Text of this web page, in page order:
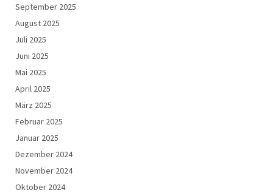
September 2025
August 2025
Juli 2025
Juni 2025
Mai 2025
April 2025
März 2025
Februar 2025
Januar 2025
Dezember 2024
November 2024
Oktober 2024